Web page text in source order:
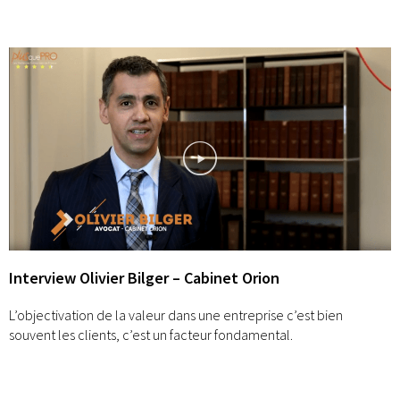
Interview Olivier Bilger – Cabinet Orion
L’objectivation de la valeur dans une entreprise c’est bien
souvent les clients, c’est un facteur fondamental.